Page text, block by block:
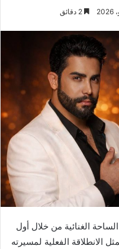
الغنائية من خلال أول
الانطلاقة الفعلية لمسيرته